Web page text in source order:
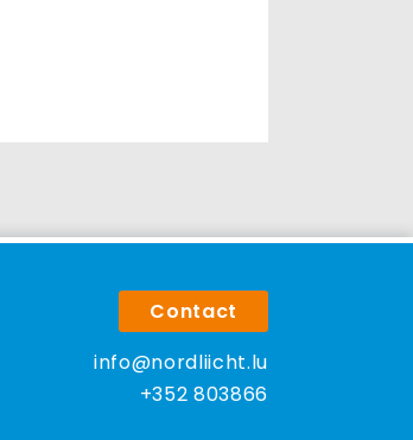
Contact
info@nordliicht.lu
+352 803866